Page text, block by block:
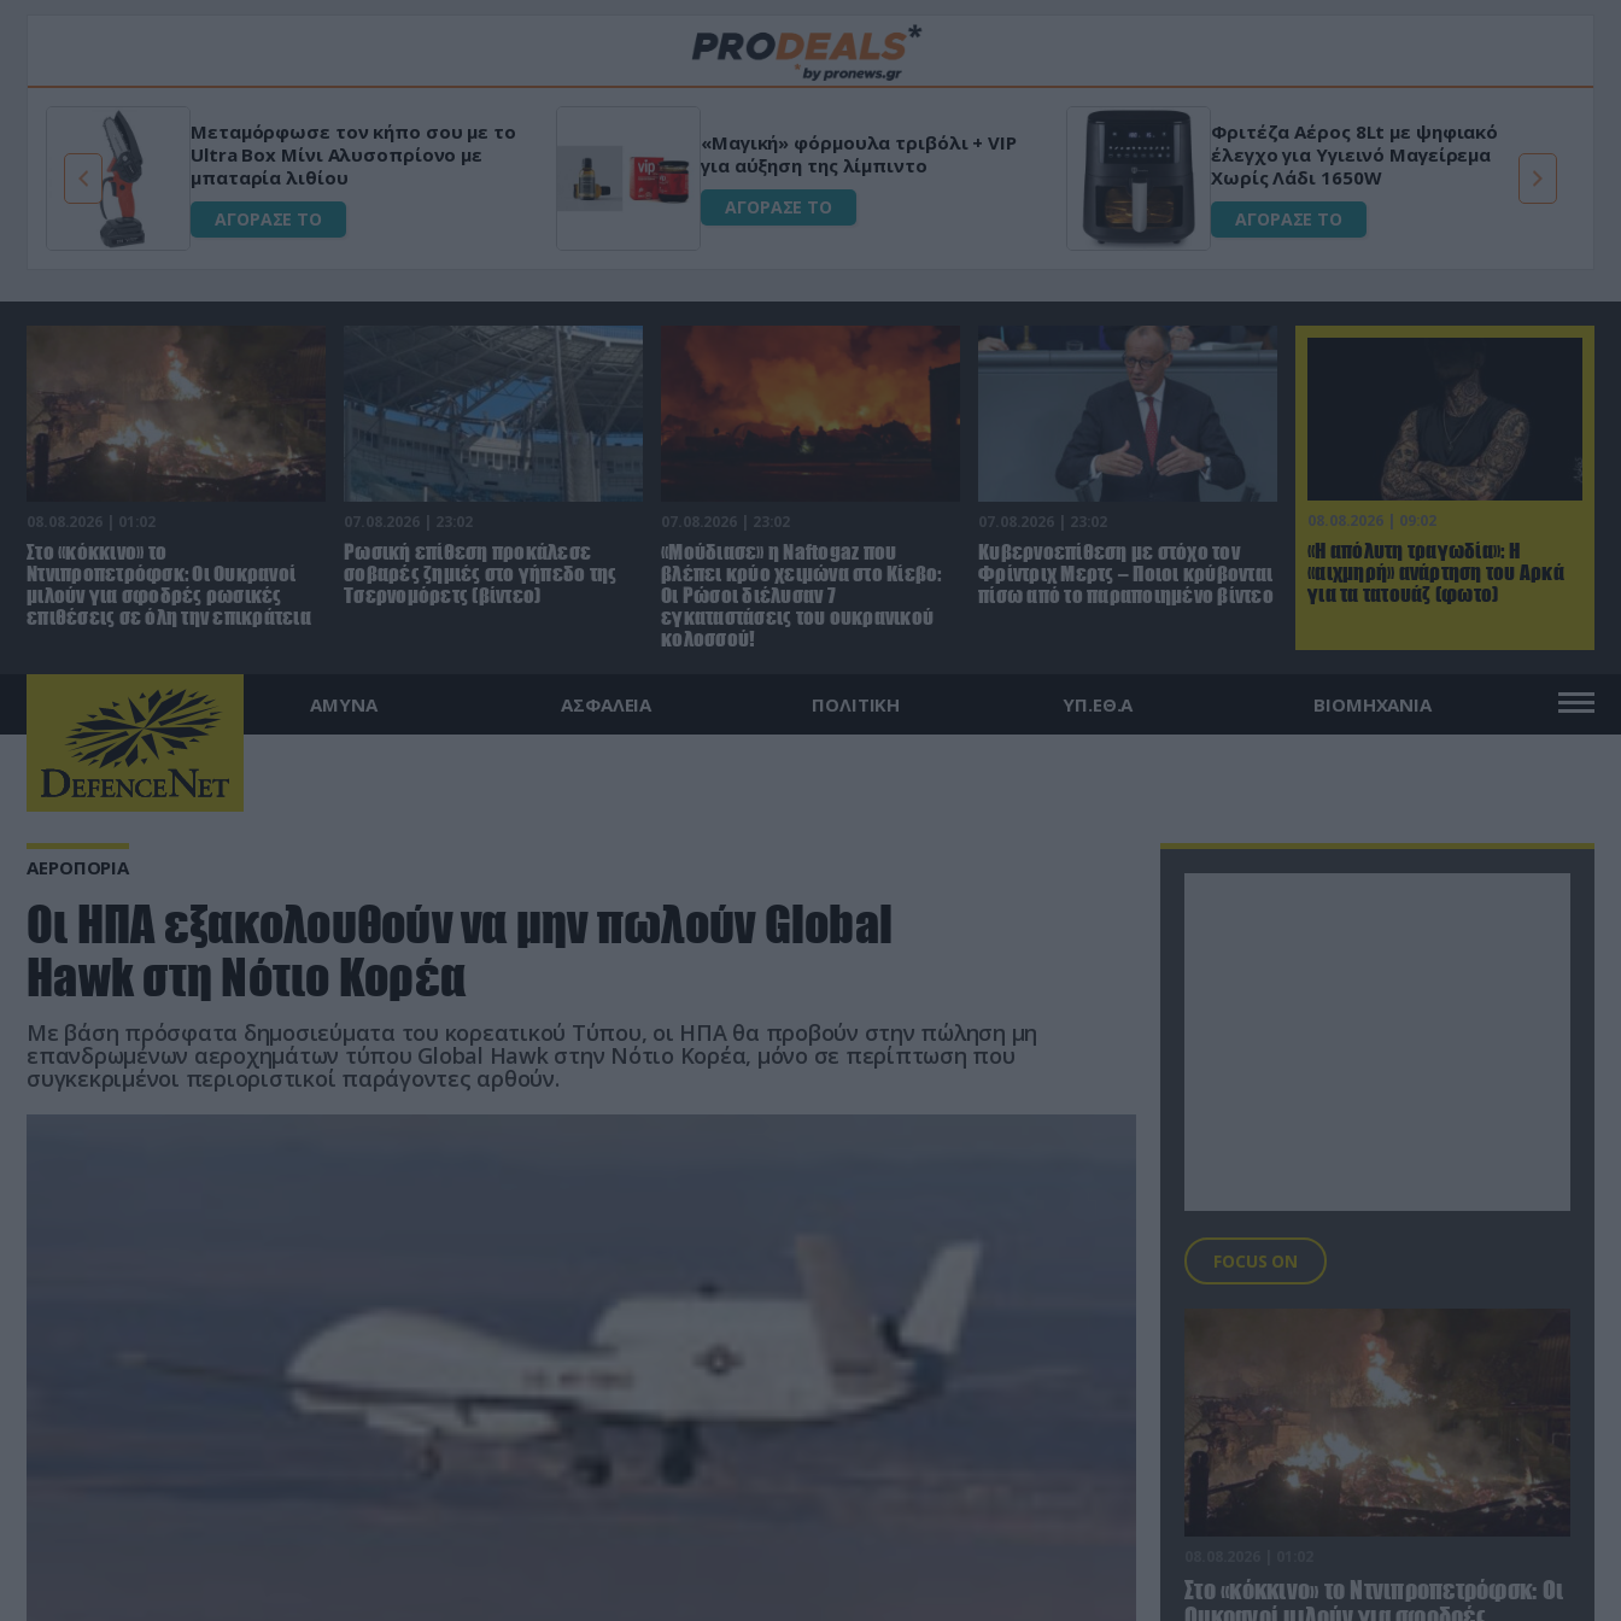
Μεταμόρφωσε τον κήπο σου με το
Ultra Box Μίνι Αλυσοπρίονο με
μπαταρία λιθίου
ΑΓΟΡΑΣΕ ΤΟ
«Μαγική» φόρμουλα τριβόλι + VIP
για αύξηση της λίμπιντο
ΑΓΟΡΑΣΕ ΤΟ
Φριτέζα Αέρος 8Lt με ψηφιακό
έλεγχο για Υγιεινό Μαγείρεμα
Χωρίς Λάδι 1650W
ΑΓΟΡΑΣΕ ΤΟ
08.08.2026 | 09:02
«Η απόλυτη τραγωδία»: Η
«αιχμηρή» ανάρτηση του Αρκά
για τα τατουάζ (φωτο)
08.08.2026 | 01:02
Στο «κόκκινο» το
Ντνιπροπετρόφσκ: Οι Ουκρανοί
μιλούν για σφοδρές ρωσικές
επιθέσεις σε όλη την επικράτεια
07.08.2026 | 23:02
Ρωσική επίθεση προκάλεσε
σοβαρές ζημιές στο γήπεδο της
Τσερνομόρετς (βίντεο)
07.08.2026 | 23:02
«Μούδιασε» η Naftogaz που
βλέπει κρύο χειμώνα στο Κίεβο:
Οι Ρώσοι διέλυσαν 7
εγκαταστάσεις του ουκρανικού
κολοσσού!
07.08.2026 | 23:02
Κυβερνοεπίθεση με στόχο τον
Φρίντριχ Μερτς – Ποιοι κρύβονται
πίσω από το παραποιημένο βίντεο
ΑΜΥΝΑ ΑΣΦΑΛΕΙΑ ΠΟΛΙΤΙΚΗ ΥΠ.ΕΘ.Α ΒΙΟΜΗΧΑΝΙΑ
ΑΕΡΟΠΟΡΙΑ
Οι ΗΠΑ εξακολουθούν να μην πωλούν Global
Hawk στη Νότιο Κορέα
Με βάση πρόσφατα δημοσιεύματα του κορεατικού Τύπου, οι ΗΠΑ θα προβούν στην πώληση μη
επανδρωμένων αεροχημάτων τύπου Global Hawk στην Νότιο Κορέα, μόνο σε περίπτωση που
συγκεκριμένοι περιοριστικοί παράγοντες αρθούν.
FOCUS ON
Στο «κόκκινο» το Ντνιπροπετρόφσκ: Οι